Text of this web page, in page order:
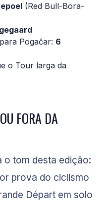
(Red Bull-Bora-
Pogačar: 6
o Tour larga da
FORA DA
o tom desta edição:
prova do ciclismo
Départ em solo